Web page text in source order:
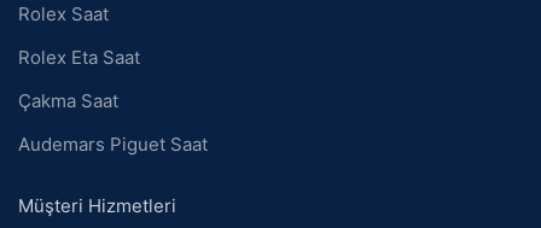
Rolex Saat
Rolex Eta Saat
Çakma Saat
Audemars Piguet Saat
Müşteri Hizmetleri